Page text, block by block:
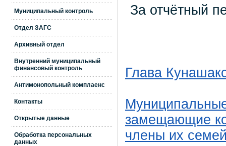
Муниципальный контроль
Отдел ЗАГС
Архивный отдел
Внутренний муниципальный
финансовый контроль
Антимонопольный комплаенс
Контакты
Открытые данные
Обработка персональных
данных
За отчётный
Глава
замещающие
члены их